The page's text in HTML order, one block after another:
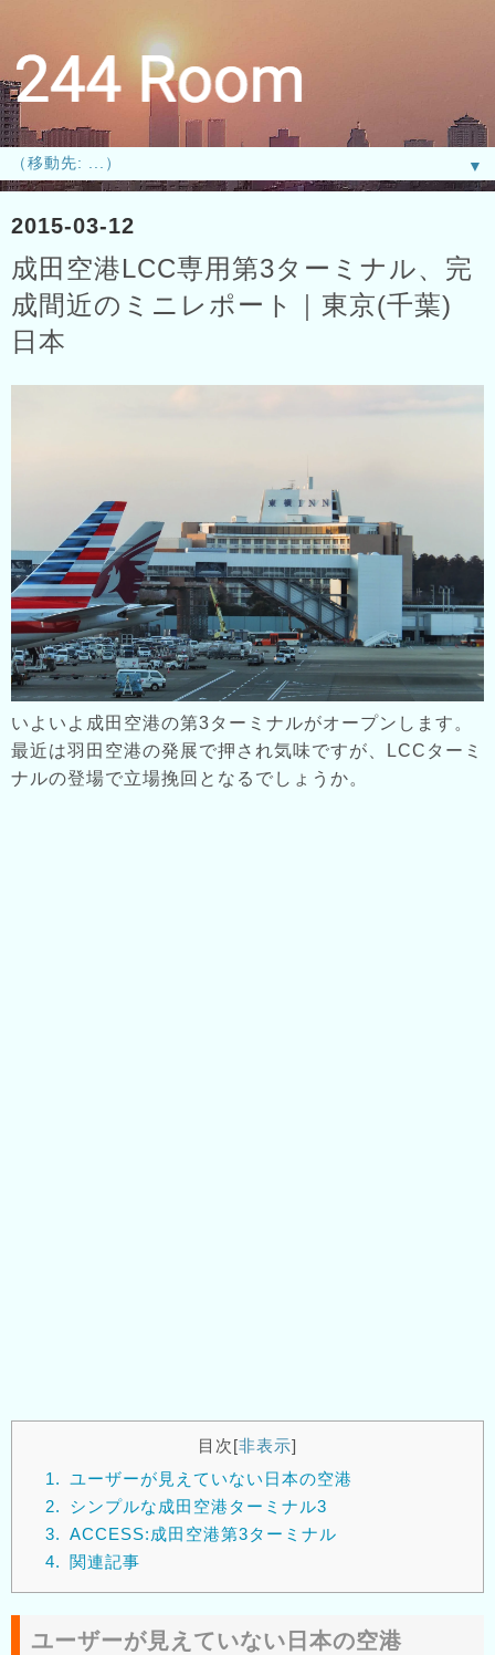
▼
2015-03-12
成田空港LCC専用第3ターミナル、完
成間近のミニレポート｜東京(千葉)
日本
いよいよ成田空港の第3ターミナルがオープンします。
最近は羽田空港の発展で押され気味ですが、LCCターミ
ナルの登場で立場挽回となるでしょうか。
目次[非表示]
1. ユーザーが見えていない日本の空港
2.
シンプルな成田空港ターミナル3
3. ACCESS:成田空港第3ターミナル
4.
関連記事
ユーザーが見えていない日本の空港